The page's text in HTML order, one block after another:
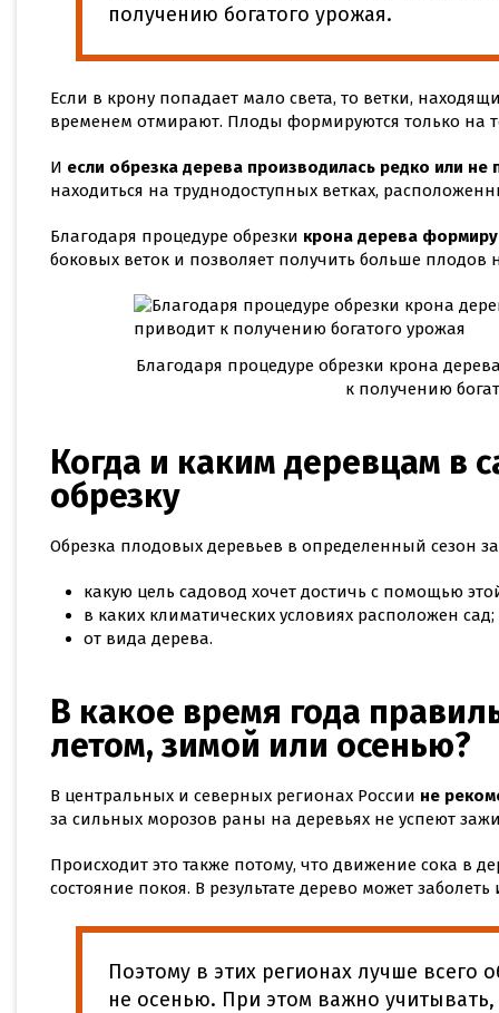
получению богатого урожая.
Если в крону попадает мало света, то ветки,
временем отмирают. Плоды формируются только на
И если обрезка дерева производилась редко или не
находиться на труднодоступных ветках,
Благодаря процедуре обрезки крона дерева
боковых веток и позволяет получить больше плодов
Благодаря процедуре обрезки крона
к получению
Когда и каким деревцам в
обрезку
Обрезка плодовых деревьев в определенный сезон
какую цель садовод хочет достичь с помощью
в каких климатических условиях расположен сад;
от вида дерева.
В какое время года
летом, зимой или осенью?
В центральных и северных регионах России не
за сильных морозов раны на деревьях не успеют
Происходит это также потому, что движение сока в
состояние покоя. В результате дерево может заболеть
Поэтому в этих регионах лучше всего
не осенью. При этом важно